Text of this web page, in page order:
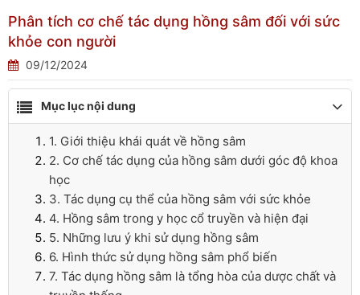
Phân tích cơ chế tác dụng hồng sâm đối với sức
khỏe con người
09/12/2024
Mục lục nội dung
1. Giới thiệu khái quát về hồng sâm
2. Cơ chế tác dụng của hồng sâm dưới góc độ khoa
học
3. Tác dụng cụ thể của hồng sâm với sức khỏe
4. Hồng sâm trong y học cổ truyền và hiện đại
5. Những lưu ý khi sử dụng hồng sâm
6. Hình thức sử dụng hồng sâm phổ biến
7. Tác dụng hồng sâm là tổng hòa của dược chất và